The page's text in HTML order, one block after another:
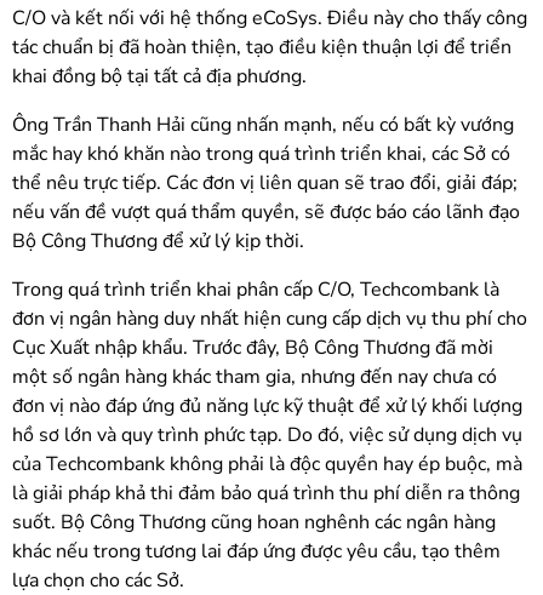
C/O và kết nối với hệ thống eCoSys. Điều này cho thấy công
tác chuẩn bị đã hoàn thiện, tạo điều kiện thuận lợi để triển
khai đồng bộ tại tất cả địa phương.
Ông Trần Thanh Hải cũng nhấn mạnh, nếu có bất kỳ vướng
mắc hay khó khăn nào trong quá trình triển khai, các Sở có
thể nêu trực tiếp. Các đơn vị liên quan sẽ trao đổi, giải đáp;
nếu vấn đề vượt quá thẩm quyền, sẽ được báo cáo lãnh đạo
Bộ Công Thương để xử lý kịp thời.
Trong quá trình triển khai phân cấp C/O, Techcombank là
đơn vị ngân hàng duy nhất hiện cung cấp dịch vụ thu phí cho
Cục Xuất nhập khẩu. Trước đây, Bộ Công Thương đã mời
một số ngân hàng khác tham gia, nhưng đến nay chưa có
đơn vị nào đáp ứng đủ năng lực kỹ thuật để xử lý khối lượng
hồ sơ lớn và quy trình phức tạp. Do đó, việc sử dụng dịch vụ
của Techcombank không phải là độc quyền hay ép buộc, mà
là giải pháp khả thi đảm bảo quá trình thu phí diễn ra thông
suốt. Bộ Công Thương cũng hoan nghênh các ngân hàng
khác nếu trong tương lai đáp ứng được yêu cầu, tạo thêm
lựa chọn cho các Sở.